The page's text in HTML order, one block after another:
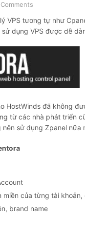
VPS tương tự như
dụng VPS được dễ
HostWinds đã không
từ các nhà phát triển
sử dụng Zpanel nữa
miền của từng tài
brand name